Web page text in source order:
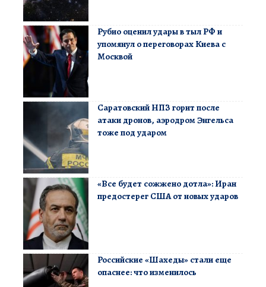
Рубио оценил удары в тыл РФ и
упомянул о переговорах Киева с
Москвой
Саратовский НПЗ горит после
атаки дронов, аэродром Энгельса
тоже под ударом
«Все будет сожжено дотла»: Иран
предостерег США от новых ударов
Российские «Шахеды» стали еще
опаснее: что изменилось